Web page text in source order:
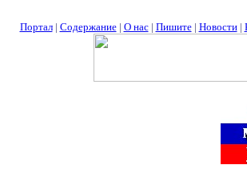
Портал| Содержание| О нас| Пишите| Новости|